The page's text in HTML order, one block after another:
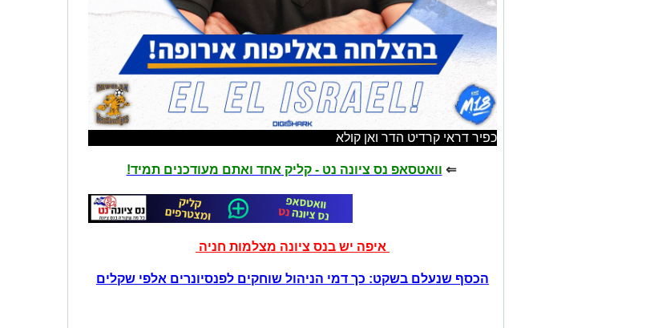
כפיר דראי קרדיט הדר ואן קולא
⇐ וואטסאפ נס ציונה נט - קליק אחד ואתם מעודכנים תמיד!
איפה יש בנס ציונה מצלמות חניה
הכסף שנעלם בשקט: כך דמי הניהול שוחקים לפנסיונרים אלפי שקלים